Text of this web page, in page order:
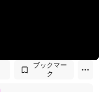
ブックマー
ク